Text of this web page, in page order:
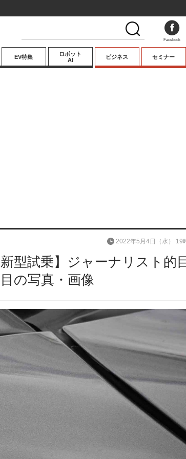
EV特集
ロボット
AI
ビジネス セミナー
型試乗】ジャーナリスト的目
の写真・画像
2022年5月4日（水） 19
Facebook